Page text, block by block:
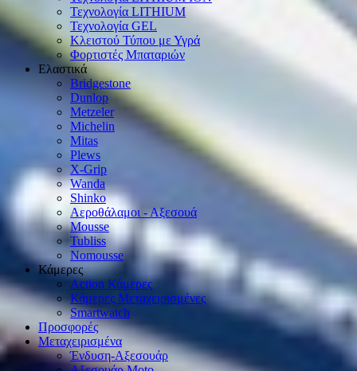
Τεχνολογία LITHIUM
Τεχνολογία GEL
Κλειστού Τύπου με Υγρά
Φορτιστές Μπαταριών
Ελαστικά
Bridgestone
Dunlop
Metzeler
Michelin
Mitas
Plews
X-Grip
Wanda
Shinko
Αεροθάλαμοι - Αξεσουά
Mousse
Tubliss
Nomousse
Κάμερες
Action Κάμερες
Κάμερες Μεταχειρισμένες
Smartwatch
Προσφορές
Μεταχειρισμένα
Ένδυση-Αξεσουάρ